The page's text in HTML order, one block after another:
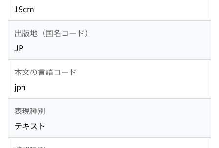
19cm
出版地（国名コード）
JP
本文の言語コード
jpn
表現種別
テキスト